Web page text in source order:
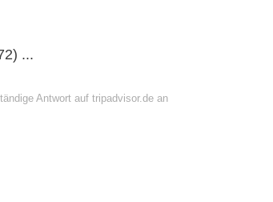
...
Antwort auf tripadvisor.de an